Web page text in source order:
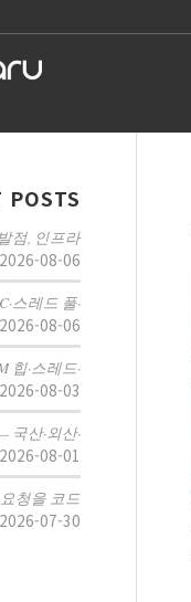
POSTS
점, 인프라
2026-08-06
스레드 풀·
2026-08-06
힙·스레드·
2026-08-03
국산·외산·
2026-08-01
청을 코드
2026-07-30